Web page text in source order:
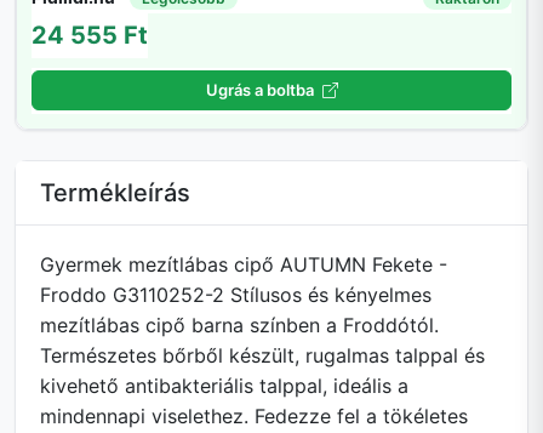
24 555 Ft
Ugrás a boltba
Termékleírás
Gyermek mezítlábas cipő AUTUMN Fekete -
Froddo G3110252-2 Stílusos és kényelmes
mezítlábas cipő barna színben a Froddótól.
Természetes bőrből készült, rugalmas talppal és
kivehető antibakteriális talppal, ideális a
mindennapi viselethez. Fedezze fel a tökéletes